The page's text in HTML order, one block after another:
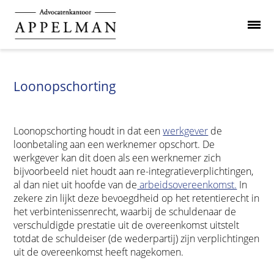
Loonopschorting
Loonopschorting houdt in dat eenwerkgever de
loonbetaling aan een werknemer opschort. De
werkgever kan dit doen als een werknemer zich
bijvoorbeeld niet houdt aan re-integratieverplichtingen,
al dan niet uit hoofde van de arbeidsovereenkomst. In
zekere zin lijkt deze bevoegdheid op het retentierecht in
het verbintenissenrecht, waarbij de schuldenaar de
verschuldigde prestatie uit de overeenkomst uitstelt
totdat de schuldeiser (de wederpartij) zijn verplichtingen
uit de overeenkomst heeft nagekomen.